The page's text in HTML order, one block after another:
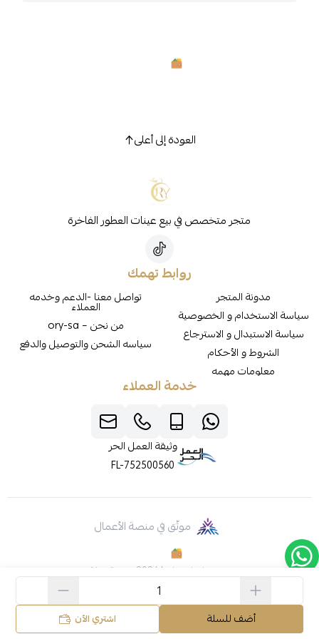
أضف للسلة اشتري الآن
العودة إلى أعلى
متجر متخصص في بيع عينات العطور الفاخرة
روابط تهمك
مدونة المتجر
سياسة الاستخدام و الخصوصية
سياسة الاستبدال و الاسترجاع
الشروط و الأحكام
معلومات مهمه
تواصل معنا -الدعم وخدمه
العملاء
من نحن – ory-sa
سياسه الشحن والتوصيل والدفع
خدمة العملاء
وثيقة العمل الحر
FL-752500560
موثّق في منصة الأعمال
صنع بإتقان على | 2026 منصة سلة